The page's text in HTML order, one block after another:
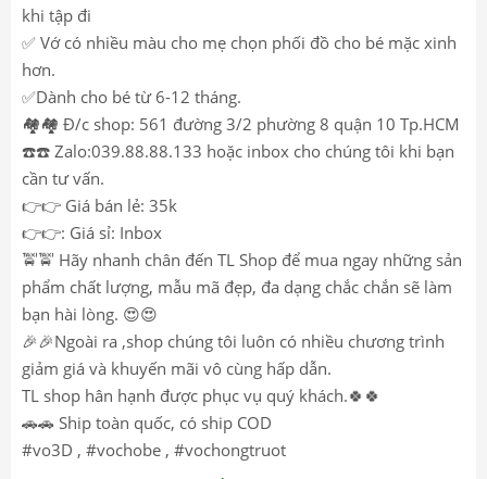
khi tập đi
✅ Vớ có nhiều màu cho mẹ chọn phối đồ cho bé mặc xinh
hơn.
✅Dành cho bé từ 6-12 tháng.
🏘️🏘️ Đ/c shop: 561 đường 3/2 phường 8 quận 10 Tp.HCM
☎️☎️ Zalo:039.88.88.133 hoặc inbox cho chúng tôi khi bạn
cần tư vấn.
👉👉 Giá bán lẻ: 35k
👉👉: Giá sỉ: Inbox
🚖🚖 Hãy nhanh chân đến TL Shop để mua ngay những sản
phẩm chất lượng, mẫu mã đẹp, đa dạng chắc chắn sẽ làm
bạn hài lòng. 😍😍
🎉🎉Ngoài ra ,shop chúng tôi luôn có nhiều chương trình
giảm giá và khuyến mãi vô cùng hấp dẫn.
TL shop hân hạnh được phục vụ quý khách.🍀🍀
🚗🚗 Ship toàn quốc, có ship COD
#vo3D , #vochobe , #vochongtruot